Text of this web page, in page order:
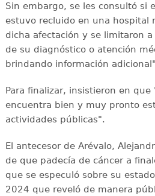
Sin embargo, se les consultó si
estuvo recluido en una hospital
dicha afectación y se limitaron
de su diagnóstico o atención
brindando información
Para finalizar, insistieron en
encuentra bien y muy pronto
actividades públicas".
El antecesor de Arévalo,
de que padecía de cáncer a
que se especuló sobre su
2024 que reveló de manera